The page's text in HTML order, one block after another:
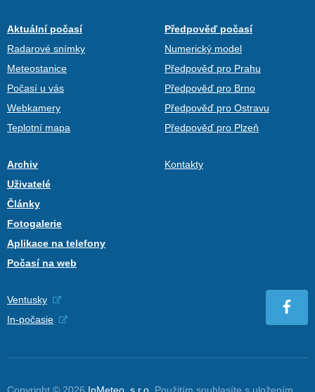
Aktuální počasí
Radarové snímky
Meteostanice
Počasí u vás
Webkamery
Teplotní mapa
Předpověď počasí
Numerický model
Předpověď pro Prahu
Předpověď pro Brno
Předpověď pro Ostravu
Předpověď pro Plzeň
Archiv
Uživatelé
Články
Fotogalerie
Aplikace na telefony
Počasí na web
Kontakty
Ventusky
In-počasie
Copyright © 2026 InMeteo, s.r.o. Použitím souhlasíte s uložením